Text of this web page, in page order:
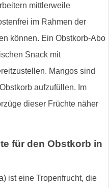
mittlerweile
im Rahmen der
können. Ein Obstkorb-Abo
Snack mit
Mangos sind
aufzufüllen. Im
dieser Früchte näher
für den Obstkorb in
ist eine Tropenfrucht, die